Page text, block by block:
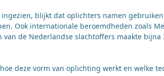
blijkt dat oplichters namen
Ook internationale beroemdheden zoals
de Nederlandse slachtoffers maakte
deze vorm van oplichting werkt en welke